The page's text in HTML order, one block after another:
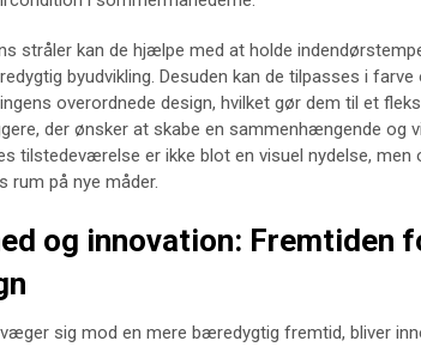
stråler kan de hjælpe med at holde
byudvikling. Desuden kan de tilpasses i
overordnede design, hvilket gør dem til et
der ønsker at skabe en sammenhængende og
tilstedeværelse er ikke blot en visuel nydelse, men
rum på nye måder.
og innovation: Fremtiden
sig mod en mere bæredygtig fremtid, bliver